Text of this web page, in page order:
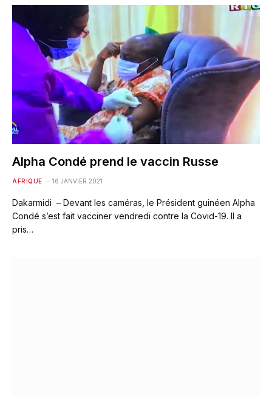
Alpha Condé prend le vaccin Russe
AFRIQUE 16 JANVIER 2021
Dakarmidi – Devant les caméras, le Président guinéen Alpha
Condé s’est fait vacciner vendredi contre la Covid-19. Il a
pris…